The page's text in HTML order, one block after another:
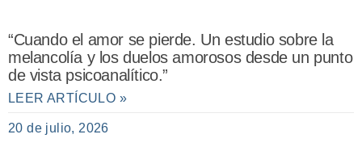
“Cuando el amor se pierde. Un estudio sobre la
melancolía y los duelos amorosos desde un punto
de vista psicoanalítico.”
LEER ARTÍCULO »
20 de julio, 2026